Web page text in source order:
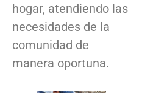
hogar, atendiendo las
necesidades de la
comunidad de
manera oportuna.